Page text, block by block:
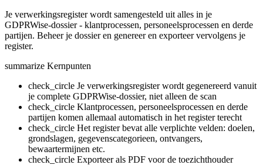
Je verwerkingsregister wordt samengesteld uit alles in je
GDPRWise-dossier - klantprocessen, personeelsprocessen en derde
partijen. Beheer je dossier en genereer en exporteer vervolgens je
register.
summarize Kernpunten
check_circle Je verwerkingsregister wordt gegenereerd vanuit
je complete GDPRWise-dossier, niet alleen de scan
check_circle Klantprocessen, personeelsprocessen en derde
partijen komen allemaal automatisch in het register terecht
check_circle Het register bevat alle verplichte velden: doelen,
grondslagen, gegevenscategorieen, ontvangers,
bewaartermijnen etc.
check_circle Exporteer als PDF voor de toezichthouder